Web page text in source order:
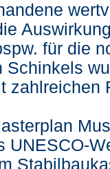
für die
Schinkels
zahlreichen
UNESCO-